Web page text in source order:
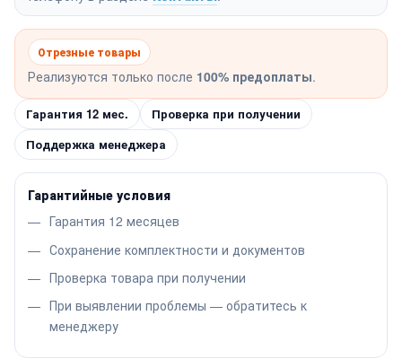
Отрезные товары
Реализуются только после 100% предоплаты.
Гарантия 12 мес.
Проверка при получении
Поддержка менеджера
Гарантийные условия
Гарантия 12 месяцев
Сохранение комплектности и документов
Проверка товара при получении
При выявлении проблемы — обратитесь к
менеджеру